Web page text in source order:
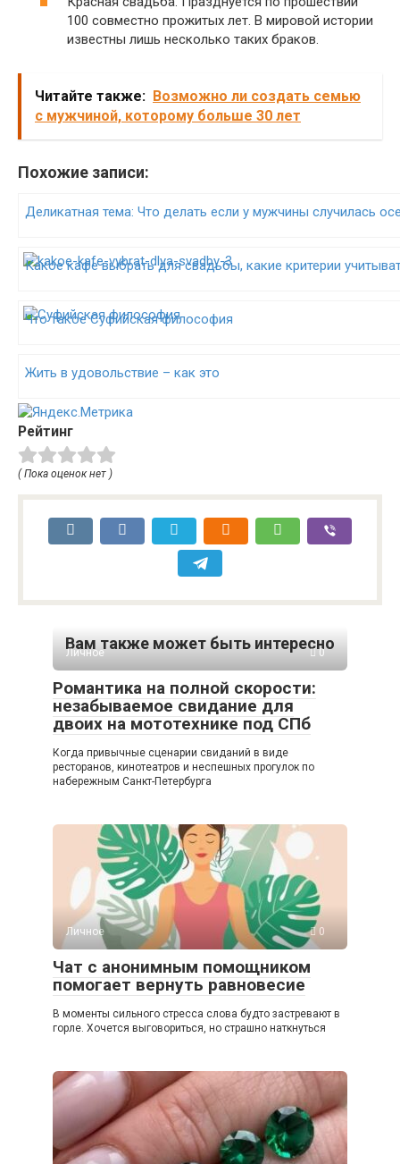
100 совместно прожитых лет. В мировой истории
известны лишь несколько таких браков.
Читайте также: Возможно ли создать семью
с мужчиной, которому больше 30 лет
Похожие записи:
Деликатная тема: Что делать если у мужчины случилась
Какое кафе выбрать для свадьбы, какие критерии
Что такое Суфийская философия
Жить в удовольствие – как это
Рейтинг
( Пока оценок нет )
Вам также может быть интересно
Личное 0
Романтика на полной скорости:
незабываемое свидание для
двоих на мототехнике под СПб
Когда привычные сценарии свиданий в виде
ресторанов, кинотеатров и неспешных прогулок по
набережным Санкт-Петербурга
Личное 0
Чат с анонимным помощником
помогает вернуть равновесие
В моменты сильного стресса слова будто застревают в
горле. Хочется выговориться, но страшно наткнуться